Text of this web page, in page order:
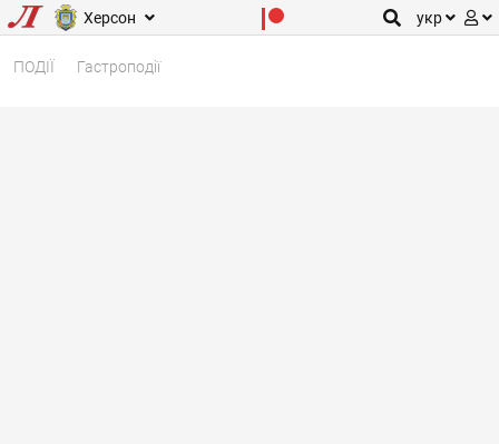
Херсон укр
ПОДІЇ Гастроподії